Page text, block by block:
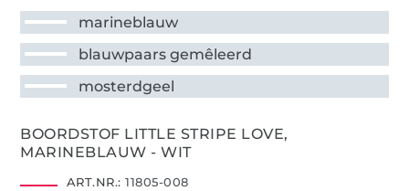
marineblauw
blauwpaars gemêleerd
mosterdgeel
BOORDSTOF LITTLE STRIPE LOVE,
MARINEBLAUW - WIT
ART.NR.: 11805-008